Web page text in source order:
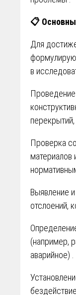
📋
Для
в
Проведение
перекрытий,
Проверка
материалов
Выявление
отслоений,
(например,
аварийное) .